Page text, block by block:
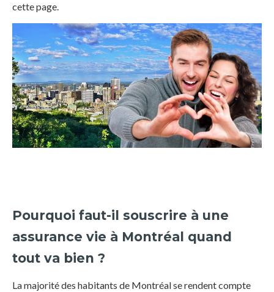
cette page.
Pourquoi faut-il souscrire à une
assurance vie à Montréal quand
tout va bien ?
La majorité des habitants de Montréal se rendent compte